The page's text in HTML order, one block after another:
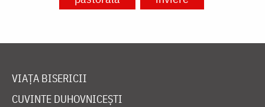
VIAȚA BISERICII
CUVINTE DUHOVNICEȘTI